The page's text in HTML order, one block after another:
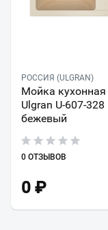
РОССИЯ (ULGRAN)
Мойка кухонная
Ulgran U-607-328
бежевый
0 ОТЗЫВОВ
0 ₽